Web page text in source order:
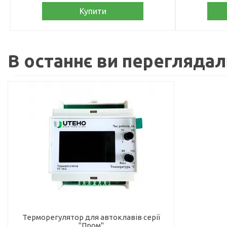
Купити
В останнє ви
Терморегулятор для автоклавів серії
"Пром"